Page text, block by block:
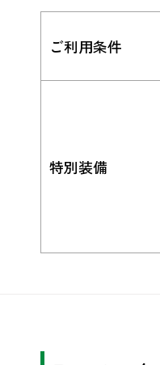
ご利用条件
特別装備